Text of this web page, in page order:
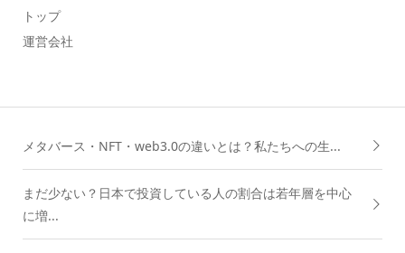
トップ
運営会社
メタバース・NFT・web3.0の違いとは？私たちへの生...
まだ少ない？日本で投資している人の割合は若年層を中心
に増...